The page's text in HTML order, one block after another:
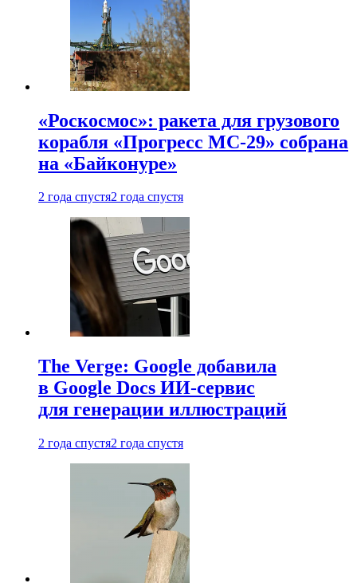
«Роскосмос»: ракета для грузового
корабля «Прогресс МС-29» собрана
на «Байконуре»
2 года спустя2 года спустя
The Verge: Google добавила
в Google Docs ИИ-сервис
для генерации иллюстраций
2 года спустя2 года спустя